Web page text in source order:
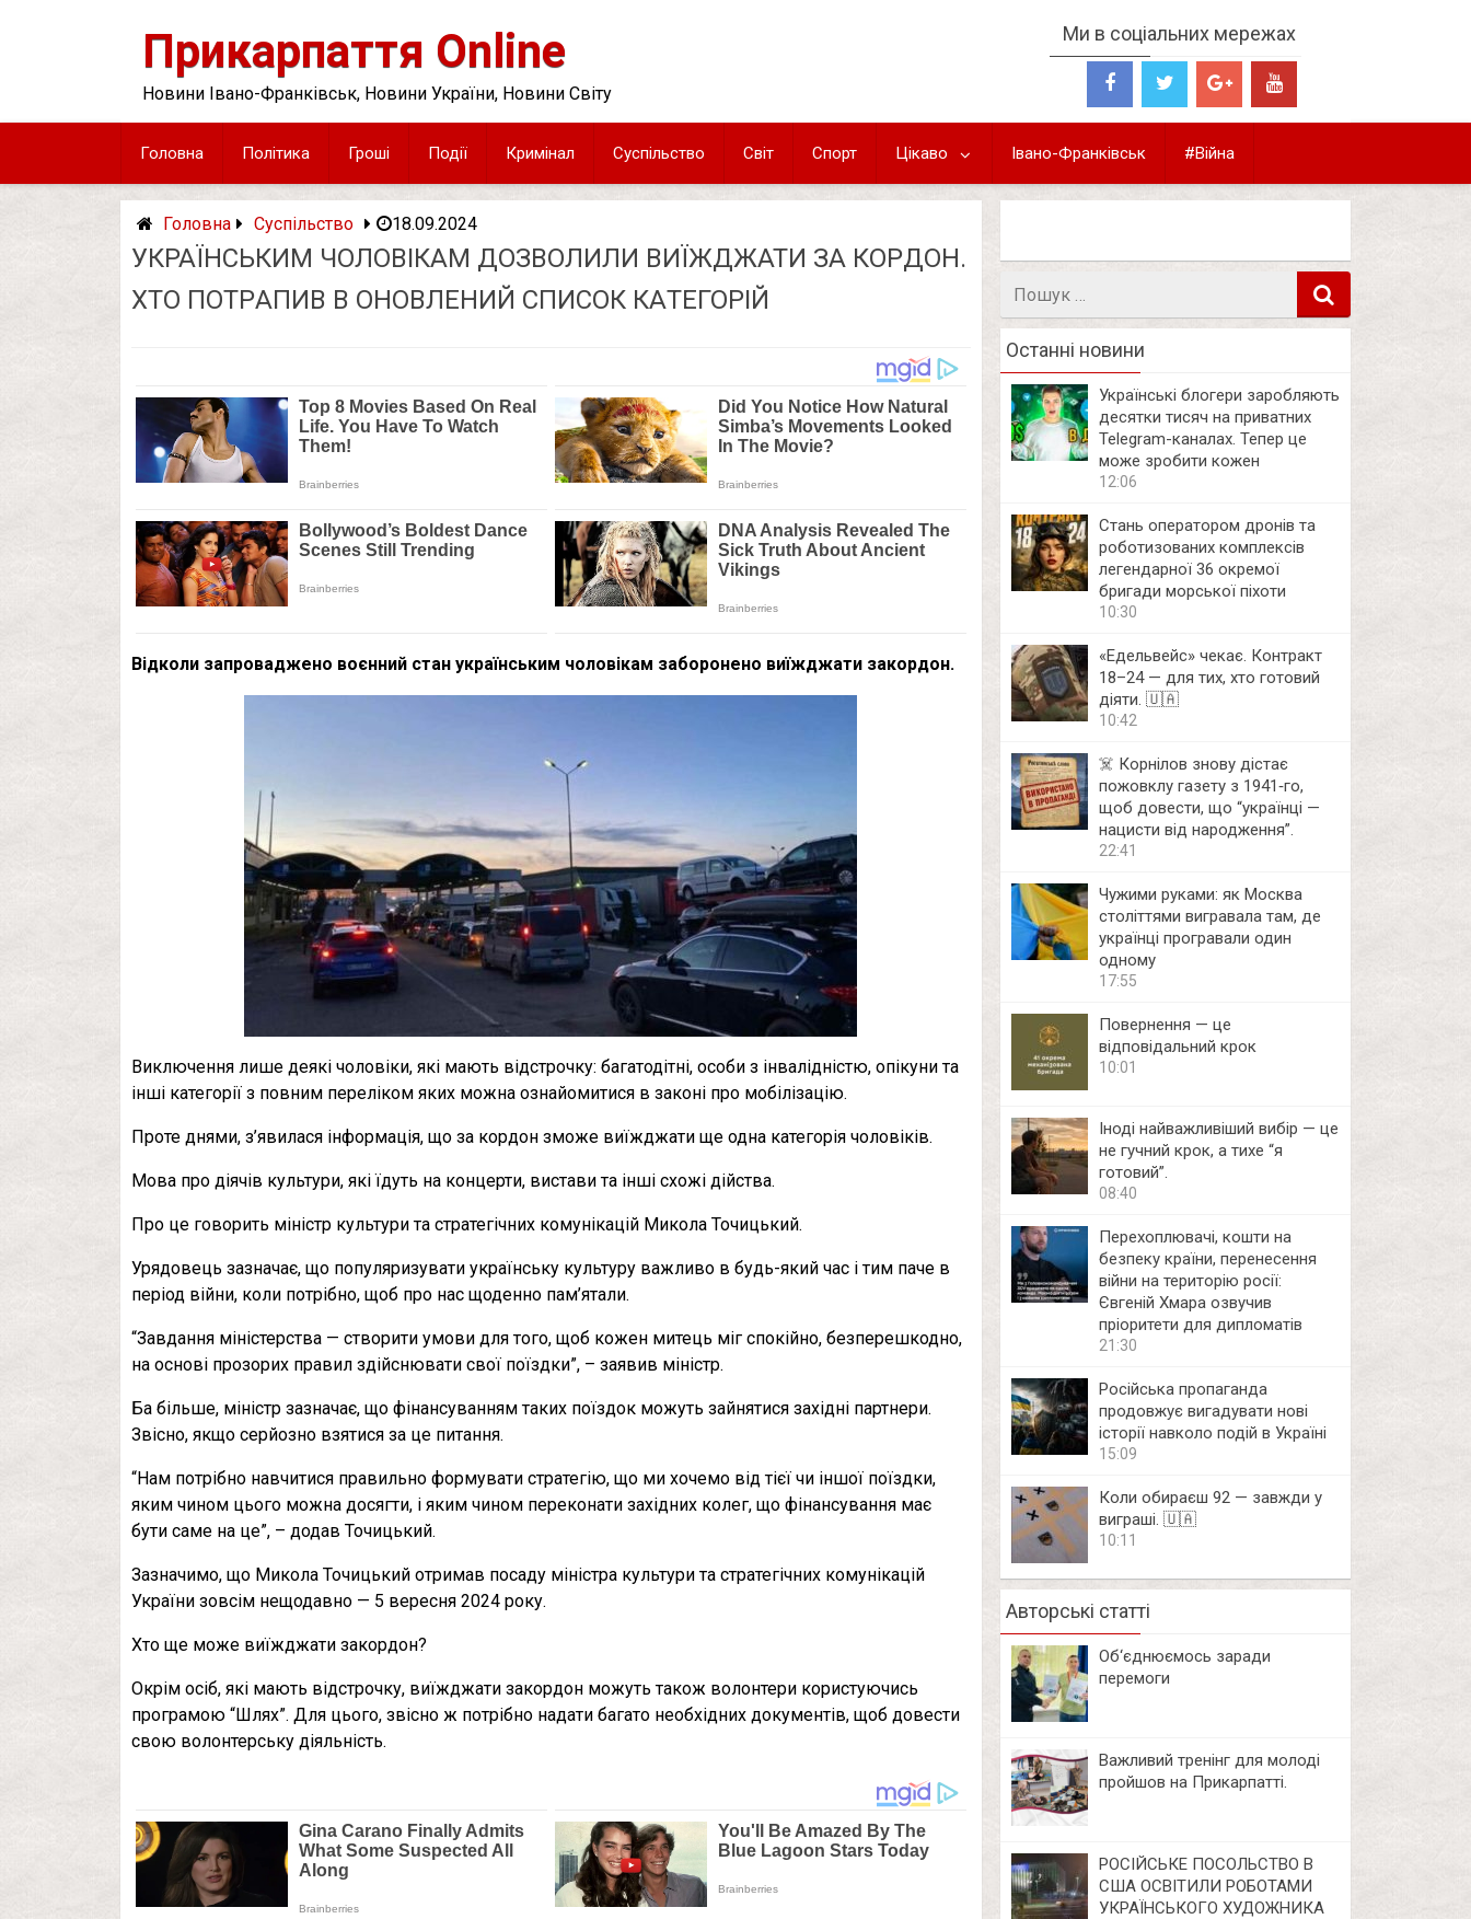
Прикарпаття Online
Новини Івано-Франківськ, Новини України, Новини Світу
Ми в соціальних мережах
Головна Політика Гроші Події Кримінал Суспільство Світ Спорт Цікаво Івано-Франківськ #Війна
Головна Суспільство 18.09.2024
УКPAЇНСЬКИМ ЧОЛOВІКАМ ДOЗВОЛИЛИ ВИЇЖДЖАТИ ЗА КОPДОН.
ХТО ПОТPАПИВ В ОНOВЛЕНИЙ CПИСОК КAТЕГОРІЙ
Відколи запроваджено воєнний стан українським чоловікам заборонено виїжджати закордон.
Виключення лише деякі чоловіки, які мають відстрочку: багатодітні, особи з інвалідністю, опікуни та
інші категорії з повним переліком яких можна ознайомитися в законі про мобілізацію.
Проте днями, з’явилася інформація, що за кордон зможе виїжджати ще одна категорія чоловіків.
Мова про діячів культури, які їдуть на концерти, вистави та інші схожі дійства.
Про це говорить міністр культури та стратегічних комунікацій Микола Точицький.
Урядовець зазначає, що популяризувати українську культуру важливо в будь-який час і тим паче в
період війни, коли потрібно, щоб про нас щоденно пам’ятали.
“Завдання міністерства — створити умови для того, щоб кожен митець міг спокійно, безперешкодно,
на основі прозорих правил здійснювати свої поїздки”, – заявив міністр.
Ба більше, міністр зазначає, що фінансуванням таких поїздок можуть зайнятися західні партнери.
Звісно, якщо серйозно взятися за це питання.
“Нам потрібно навчитися правильно формувати стратегію, що ми хочемо від тієї чи іншої поїздки,
яким чином цього можна досягти, і яким чином переконати західних колег, що фінансування має
бути саме на це”, – додав Точицький.
Зазначимо, що Микола Точицький отримав посаду міністра культури та стратегічних комунікацій
України зовсім нещодавно — 5 вересня 2024 року.
Хто ще може виїжджати закордон?
Окрім осіб, які мають відстрочку, виїжджати закордон можуть також волонтери користуючись
програмою “Шлях”. Для цього, звісно ж потрібно надати багато необхідних документів, щоб довести
свою волонтерську діяльність.
Останні новини
Українські блогери заробляють
десятки тисяч на приватних
Telegram-каналах. Тепер це
може зробити кожен
12:06
Стань оператором дронів та
роботизованих комплексів
легендарної 36 окремої
бригади морської піхоти
10:30
«Едельвейс» чекає. Контракт
18–24 — для тих, хто готовий
діяти. 🇺🇦
10:42
☠️ Корнілов знову дістає
пожовклу газету з 1941‑го,
щоб довести, що “українці —
нацисти від народження”.
22:41
Чужими руками: як Москва
століттями вигравала там, де
українці програвали один
одному
17:55
Повернення — це
відповідальний крок
10:01
Іноді найважливіший вибір — це
не гучний крок, а тихе “я
готовий”.
08:40
Перехоплювачі, кошти на
безпеку країни, перенесення
війни на територію росії:
Євгеній Хмара озвучив
пріоритети для дипломатів
21:30
Російська пропаганда
продовжує вигадувати нові
історії навколо подій в Україні
15:09
Коли обираєш 92 — завжди у
виграші. 🇺🇦
10:11
Авторські статті
Об‘єднюємось заради
перемоги
Важливий тренінг для молоді
пройшов на Прикарпатті.
РОСІЙСЬКЕ ПОСОЛЬСТВО В
США ОСВІТИЛИ РОБОТАМИ
УКРАЇНСЬКОГО ХУДОЖНИКА